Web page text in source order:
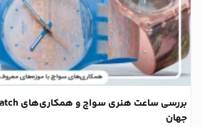
جهان